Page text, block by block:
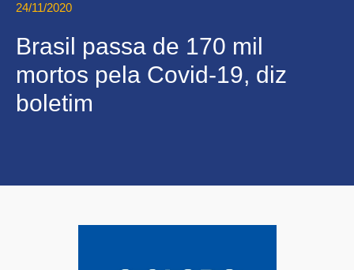
24/11/2020
Brasil passa de 170 mil
mortos pela Covid-19, diz
boletim